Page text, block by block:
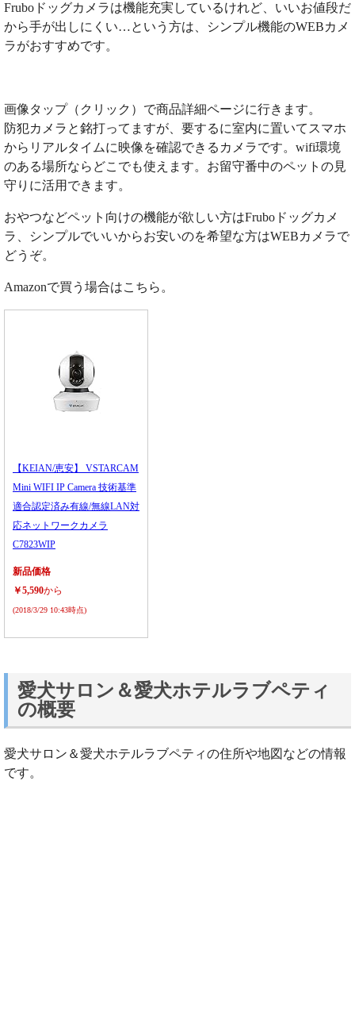
Fruboドッグカメラは機能充実しているけれど、いいお値段だ
から手が出しにくい…という方は、シンプル機能のWEBカメ
ラがおすすめです。
画像タップ（クリック）で商品詳細ページに行きます。
防犯カメラと銘打ってますが、要するに室内に置いてスマホ
からリアルタイムに映像を確認できるカメラです。wifi環境
のある場所ならどこでも使えます。お留守番中のペットの見
守りに活用できます。
おやつなどペット向けの機能が欲しい方はFruboドッグカメ
ラ、シンプルでいいからお安いのを希望な方はWEBカメラで
どうぞ。
Amazonで買う場合はこちら。
【KEIAN/恵安】 VSTARCAM
Mini WIFI IP Camera 技術基準
適合認定済み有線/無線LAN対
応ネットワークカメラ
C7823WIP
新品価格
￥5,590から
(2018/3/29 10:43時点)
愛犬サロン＆愛犬ホテルラブペティ
の概要
愛犬サロン＆愛犬ホテルラブペティの住所や地図などの情報
です。